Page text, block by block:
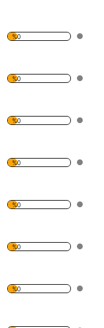
%0
%0
%0
%0
%0
%0
%0